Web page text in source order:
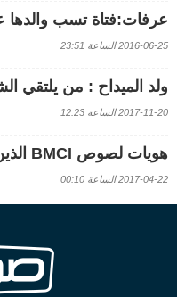
عرفات:فتاة تسب والدها
2016-06-25 الساعة 23:51
ولد الميداح : من يلتقي
2017-11-20 الساعة 12:23
هويات لصوص BMCI الذين كشفتهم إمرأة
2017-04-22 الساعة 00:10